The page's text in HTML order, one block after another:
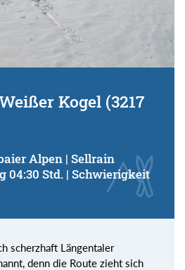
Kogel (3217
Alpen | Sellrain
04:30 Std. | Schwierigkeit
scherzhaft Längentaler
denn die Route zieht sich